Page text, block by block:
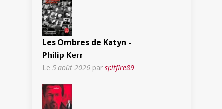
Les Ombres de Katyn -
Philip Kerr
Le 5 août 2026 par spitfire89